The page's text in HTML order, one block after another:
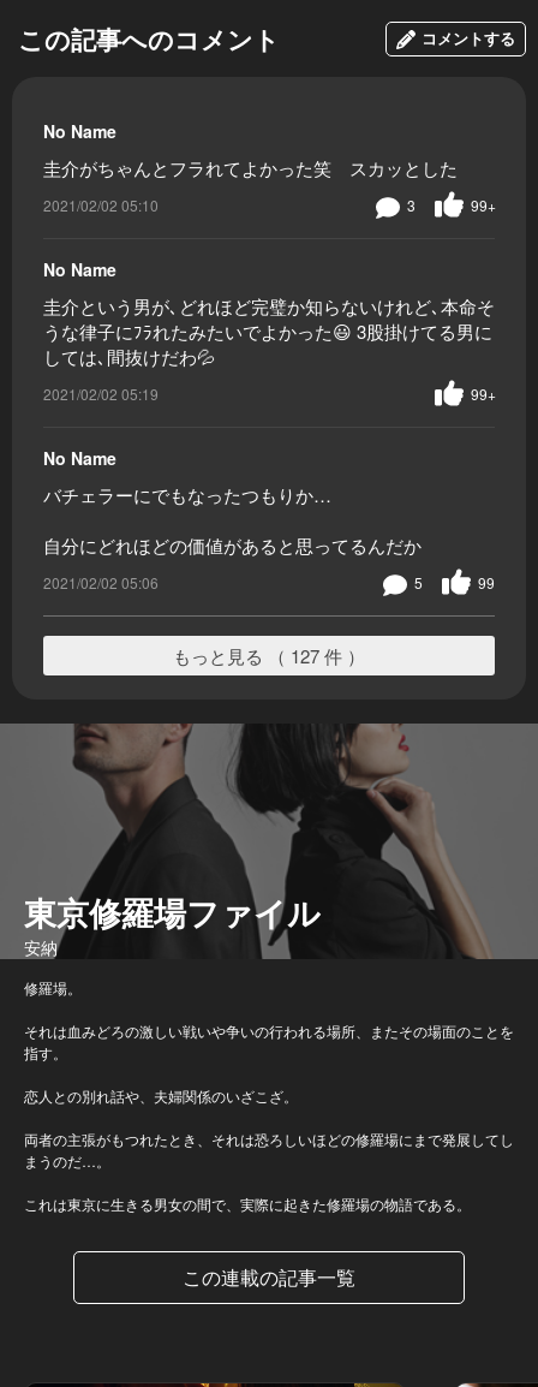
この記事へのコメント コメントする
No Name
圭介がちゃんとフラれてよかった笑 スカッとした
2021/02/02 05:10 99+
3
No Name
圭介という男が､どれほど完璧か知らないけれど､本命そ
うな律子にﾌﾗれたみたいでよかった😃 3股掛けてる男に
しては､間抜けだわ💦
2021/02/02 05:19 99+
No Name
バチェラーにでもなったつもりか…
自分にどれほどの価値があると思ってるんだか
2021/02/02 05:06 99
5
もっと見る （ 127 件 ）
東京修羅場ファイル
安納
修羅場。
それは血みどろの激しい戦いや争いの行われる場所、またその場面のことを
指す。
恋人との別れ話や、夫婦関係のいざこざ。
両者の主張がもつれたとき、それは恐ろしいほどの修羅場にまで発展してし
まうのだ…。
これは東京に生きる男女の間で、実際に起きた修羅場の物語である。
この連載の記事一覧